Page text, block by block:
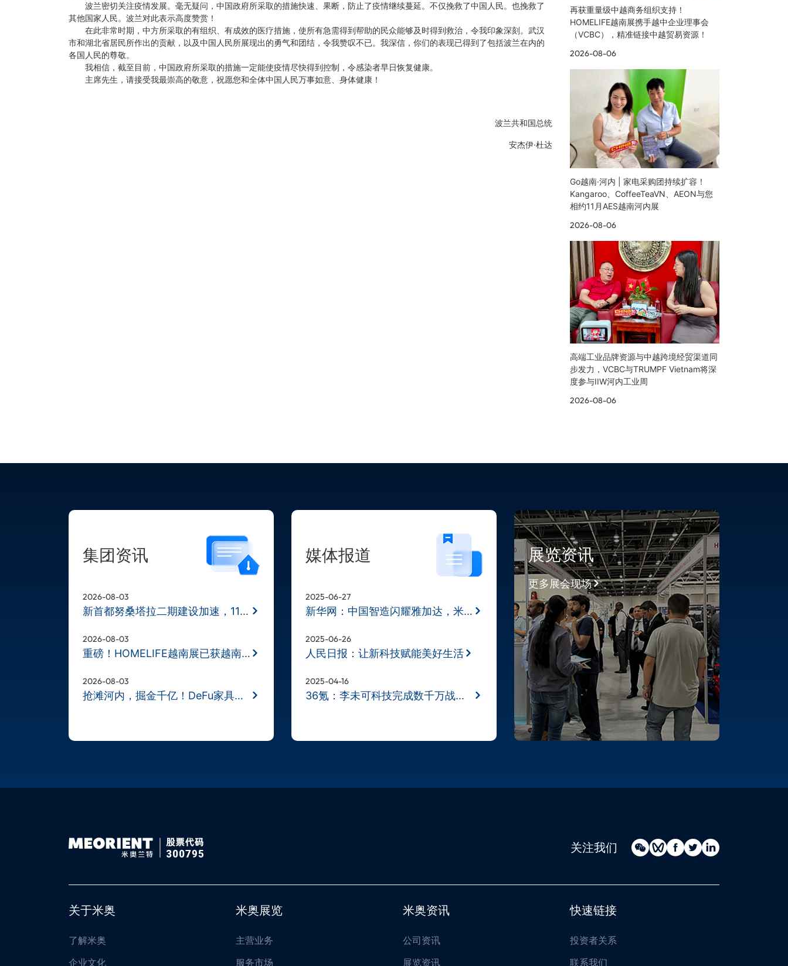
波兰密切关注疫情发展。毫无疑问，中国政府所采取的措施快速、果断，防止了疫情继续蔓延。不仅挽救了中国人民。也挽救了
其他国家人民。波兰对此表示高度赞赏！
在此非常时期，中方所采取的有组织、有成效的医疗措施，使所有急需得到帮助的民众能够及时得到救治，令我印象深刻。武汉
市和湖北省居民所作出的贡献，以及中国人民所展现出的勇气和团结，令我赞叹不已。我深信，你们的表现已得到了包括波兰在内的
各国人民的尊敬。
我相信，截至目前，中国政府所采取的措施一定能使疫情尽快得到控制，令感染者早日恢复健康。
主席先生，请接受我最崇高的敬意，祝愿您和全体中国人民万事如意、身体健康！
波兰共和国总统
安杰伊·杜达
再获重量级中越商务组织支持！
HOMELIFE越南展携手越中企业理事会
（VCBC），精准链接中越贸易资源！
2026-08-06
Go越南·河内 | 家电采购团持续扩容！
Kangaroo、CoffeeTeaVN、AEON与您
相约11月AES越南河内展
2026-08-06
高端工业品牌资源与中越跨境经贸渠道同
步发力，VCBC与TRUMPF Vietnam将深
度参与IIW河内工业周
2026-08-06
集团资讯
2026-08-03
新首都努桑塔拉二期建设加速，11月BD
2026-08-03
重磅！HOMELIFE越南展已获越南财政部
2026-08-03
抢滩河内，掘金千亿！DeFu家具展11月
媒体报道
2025-06-27
新华网：中国智造闪耀雅加达，米奥兰
2025-06-26
人民日报：让新科技赋能美好生活
2025-04-16
36氪：李未可科技完成数千万战略融资
展览资讯
更多展会现场
关注我们
关于米奥
了解米奥
企业文化
米奥展览
主营业务
服务市场
米奥资讯
公司资讯
展览资讯
快速链接
投资者关系
联系我们